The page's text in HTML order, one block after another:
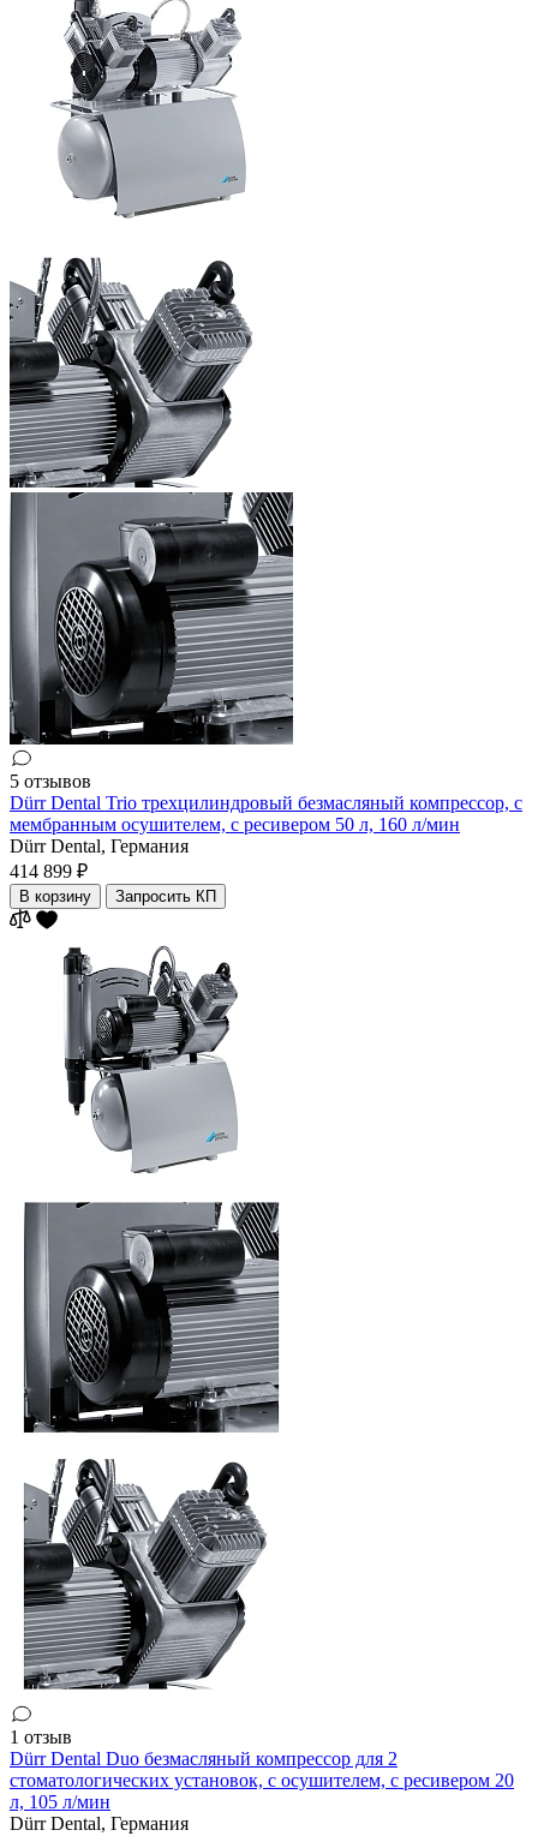
5 отзывов
Dürr Dental Trio трехцилиндровый безмасляный компрессор, c
мембранным осушителем, с ресивером 50 л, 160 л/мин
Dürr Dental, Германия
414 899 ₽
В корзину Запросить КП
1 отзыв
Dürr Dental Duo безмасляный компрессор для 2
стоматологических установок, с осушителем, с ресивером 20
л, 105 л/мин
Dürr Dental, Германия